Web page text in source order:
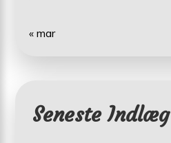
« mar
Seneste Indlæg